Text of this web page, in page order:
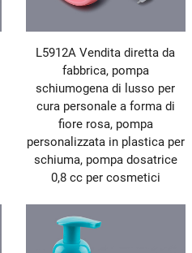
L5912A Vendita diretta da
fabbrica, pompa
schiumogena di lusso per
cura personale a forma di
fiore rosa, pompa
personalizzata in plastica per
schiuma, pompa dosatrice
0,8 cc per cosmetici